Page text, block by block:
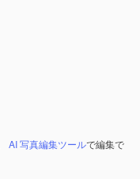
AI 写真編集ツールで編集で